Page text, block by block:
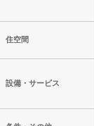
住空間
設備・サービス